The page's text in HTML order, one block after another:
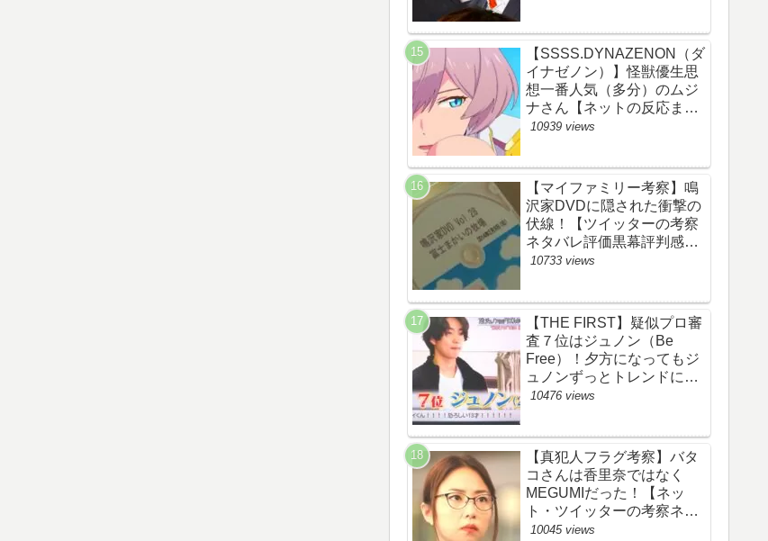
じ伏線まとめ】
【SSSS.DYNAZENON（ダ
イナゼノン）】怪獣優生思
想一番人気（多分）のムジ
ナさん【ネットの反応まと
め】
10939 views
【マイファミリー考察】鳴
沢家DVDに隠された衝撃の
伏線！【ツイッターの考察
ネタバレ評価黒幕評判感想
批判原作犯人キャスト脚本
10733 views
【THE FIRST】疑似プロ審
査７位はジュノン（Be
Free）！夕方になってもジ
ュノンずっとトレンドにい
るww【ザファースト・ネッ
BE:FIRST・ビーファース
ト】
10476 views
【真犯人フラグ考察】バタ
コさんは香里奈ではなく
MEGUMIだった！【ネッ
ト・ツイッターの考察ネタ
バレ感想評価評判あらすじ
10045 views